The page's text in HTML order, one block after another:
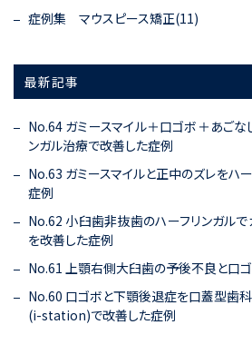
症例集 マウスピース矯正(11)
最新記事
No.64 ガミースマイル＋口ゴボ＋あごな
ンガル治療で改善した症例
No.63 ガミースマイルと正中のズレをハ
症例
No.62 小臼歯非抜歯のハーフリンガル
を改善した症例
No.61 上顎右側大臼歯の予後不良と口
No.60 口ゴボと下顎後退症を口蓋型歯
(i-station)で改善した症例